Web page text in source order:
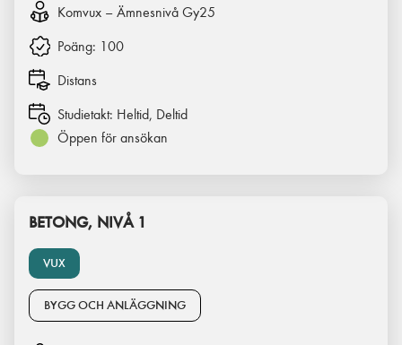
Komvux – Ämnesnivå Gy25
Poäng: 100
Distans
Studietakt: Heltid, Deltid
Öppen för ansökan
VUX
BETONG, NIVÅ 1
BYGG OCH ANLÄGGNING